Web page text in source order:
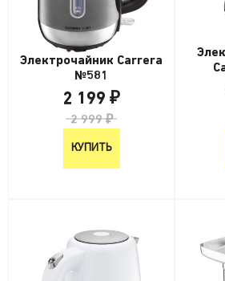
Электрочайник Carrera
№581
2 199 ₽
2 999 ₽
КУПИТЬ